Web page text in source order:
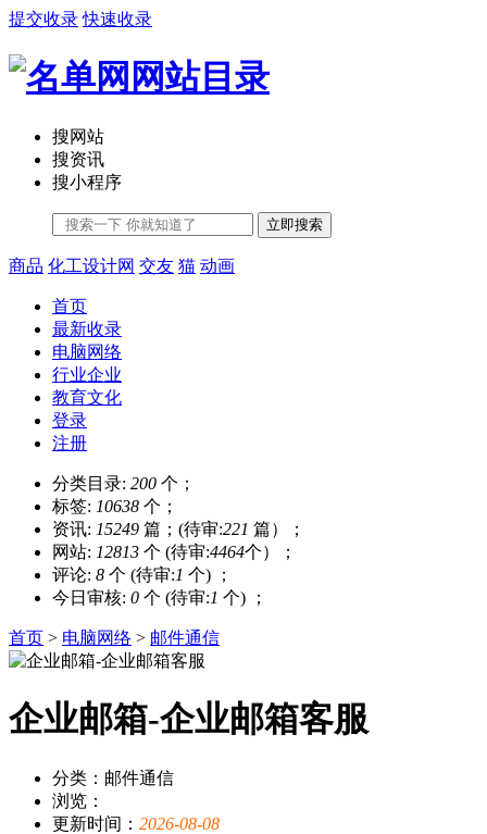
提交收录 快速收录
搜网站
搜资讯
搜小程序
立即搜索
商品 化工设计网 交友 猫 动画
首页
最新收录
电脑网络
行业企业
教育文化
登录
注册
分类目录: 200 个；
标签: 10638 个；
资讯: 15249 篇；(待审:221 篇）；
网站: 12813 个 (待审:4464个）；
评论: 8 个 (待审:1 个) ；
今日审核: 0 个 (待审:1 个) ；
首页 > 电脑网络 > 邮件通信
企业邮箱-企业邮箱客服
分类：邮件通信
浏览：
更新时间： 2026-08-08